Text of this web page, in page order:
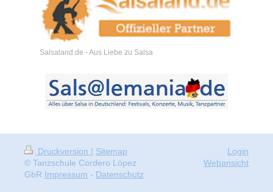
Salsaland.de - Aus Liebe zu Salsa
Druckversion | Sitemap
© Tanzschule Cordero López
GbR Impressum - Datenschutz
Login
Webansicht